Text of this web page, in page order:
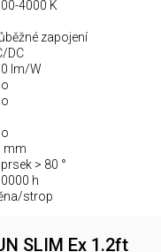
4000 K
zapojení
DC
lm/W
mm
> 80 °
h
strop
SLIM Ex 1.2ft